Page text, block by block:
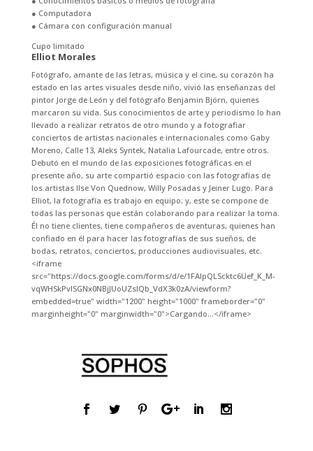
● Computadora
● Cámara con configuración manual
Cupo limitado
Elliot Morales
Fotógrafo, amante de las letras, música y el cine, su corazón ha
estado en las artes visuales desde niño, vivió las enseñanzas del
pintor Jorge de León y del fotógrafo Benjamin Björn, quienes
marcaron su vida. Sus conocimientos de arte y periodismo lo han
llevado a realizar retratos de otro mundo y a fotografiar
conciertos de artistas nacionales e internacionales como Gaby
Moreno, Calle 13, Aleks Syntek, Natalia Lafourcade, entre otros.
Debutó en el mundo de las exposiciones fotográficas en el
presente año, su arte compartió espacio con las fotografías de
los artistas Ilse Von Quednow, Willy Posadas y Jeiner Lugo. Para
Elliot, la fotografía es trabajo en equipo; y, este se compone de
todas las personas que están colaborando para realizar la toma.
Él no tiene clientes, tiene compañeros de aventuras, quienes han
confiado en él para hacer las fotografías de sus sueños, de
bodas, retratos, conciertos, producciones audiovisuales, etc.
<iframe
src="https://docs.google.com/forms/d/e/1FAIpQLScktc6Uef_K_M-
vqWHSkPvlSGNx0NBjJUoUZslQb_VdX3k0zA/viewform?
embedded=true" width="1200" height="1000" frameborder="0"
marginheight="0" marginwidth="0">Cargando…</iframe>